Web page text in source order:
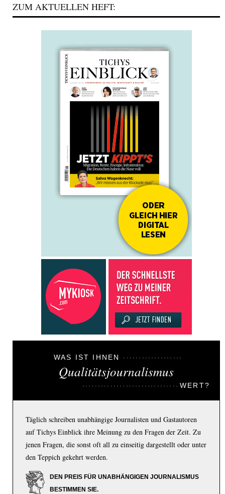
ZUM AKTUELLEN HEFT:
WAS IST IHNEN
Qualitätsjournalismus
WERT?
Täglich schreiben unabhängige Journalisten und Gastautoren
auf Tichys Einblick ihre Meinung zu den Fragen der Zeit. Zu
jenen Fragen, die sonst oft all zu einseitig dargestellt oder unter
den Teppich gekehrt werden.
DEN PREIS FÜR UNABHÄNGIGEN JOURNALISMUS
BESTIMMEN SIE.